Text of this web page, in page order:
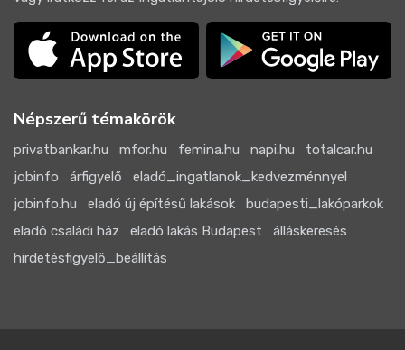
Népszerű témakörök
privatbankar.hu mfor.hu femina.hu napi.hu
totalcar.hu
jobinfo
árfigyelő
eladó_ingatlanok_kedvezménnyel
jobinfo.hu
eladó új építésű lakások
budapesti_lakóparkok
eladó családi ház
eladó lakás Budapest
álláskeresés
hirdetésfigyelő_beállítás